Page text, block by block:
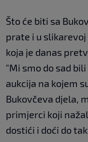
Što će biti sa
prate i u
koja je danas
"Mi smo do sad
aukcija na kojem
Bukovčeva djela,
primjerci koji
dostići i doći do